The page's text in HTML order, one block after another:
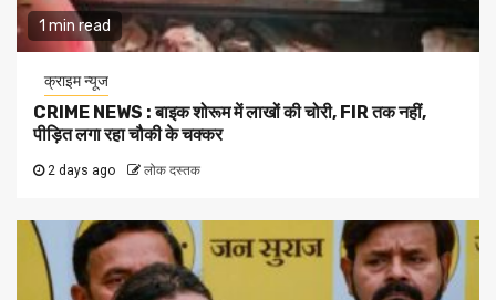
1 min read
क्राइम न्यूज
CRIME NEWS : बाइक शोरूम में लाखों की चोरी, FIR तक नहीं,
पीड़ित लगा रहा चौकी के चक्कर
2 days ago लोक दस्तक